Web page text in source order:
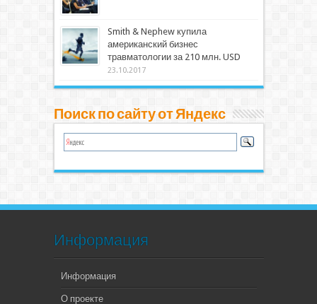
Smith & Nephew купила
американский бизнес
травматологии за 210 млн. USD
23.10.2017
Поиск по сайту от Яндекс
Информация
Информация
О проекте